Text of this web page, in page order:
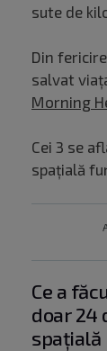
sute de
Din
salvat
Morning
Cei 3 se
spațială
Ce a
doar 24
spațială